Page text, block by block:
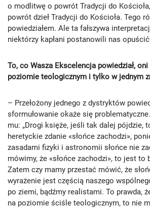
o modlitwę o powrót Tradycji do
powrót dzieł Tradycji do Kościoła. Tego
powiedziałem. Ale ta fałszywa
niektórzy kapłani postanowili nas
To, co Wasza Ekscelencja powiedział,
poziomie teologicznym i tylko w jednym
– Przełożony jednego z dystryktów
sformułowanie okaże się
mu: „Drogi księże, jeśli tak dalej pójdzie,
heretyckie zdanie «słońce zachodzi»,
zasadami fizyki i astronomii słońce nie
mówimy, że «słońce zachodzi», to jest to
Zatem czy mamy przestać mówić, że
wyrażenie jest częścią naszego
po ziemi, bądźmy realistami. To prawda,
na poziomie ściśle teologicznym, to nie